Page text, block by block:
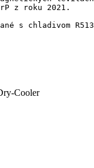
z roku 2021.
s chladivom
Cooler